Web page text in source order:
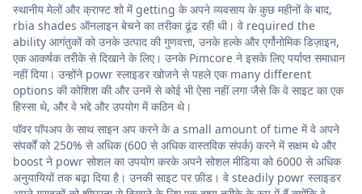
स्थानीय मेलों और क्राफ्ट शो में getting के अपने व्यवसाय के कुछ महीनों के बाद,
rbia shades ऑनलाइन बेचने का तरीका ढूंढ रही थी। वे required the
ability आगंतुकों को उनके उत्पाद की गुणवत्ता, उनके हल्के और एर्गोनोमिक डिज़ाइन,
एक आकर्षक तरीके से दिखाने के लिए। उनके Pimcore ने इसके लिए पर्याप्त समाधान
नहीं दिया। उन्होंने powr स्लाइडर खोजने से पहले एक many different
options की कोशिश की और उनमें से कोई भी ऐसा नहीं लगा जैसे कि वे साइट का एक
हिस्सा थे, और वे भद्दे और उपयोग में कठिन थे।
पॉवर पॉपअप के साथ साइन अप करने के a small amount of time में वे अपने
संपर्कों को 250% से अधिक (600 से अधिक वास्तविक संपर्क) करने में सक्षम थे और
boost ने powr सोशल का उपयोग करके अपने सोशल मीडिया को 6000 से अधिक
अनुयायियों तक बढ़ा दिया है। उनकी साइट पर फ़ीड। वे steadily powr स्लाइडर